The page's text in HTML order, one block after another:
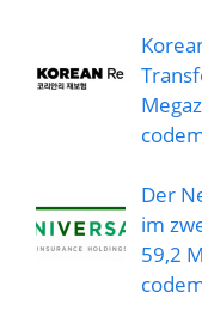
Der
im
59,2